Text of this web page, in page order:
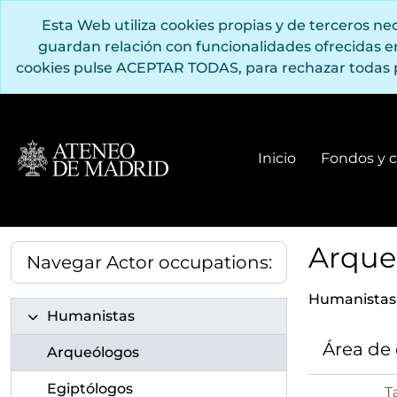
Esta Web utiliza cookies propias y de terceros
guardan relación con funcionalidades ofrecidas
cookies pulse ACEPTAR TODAS, para rechazar
Inicio Fondos y
Navegar Actor occupations:
Humanistas
Arqueólogos
Egiptólogos
Humanistas
Área